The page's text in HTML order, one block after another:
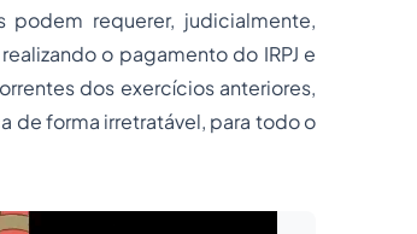
requerer, judicialmente,
o pagamento do IRPJ e
dos exercícios anteriores,
de forma irretratável, para todo o